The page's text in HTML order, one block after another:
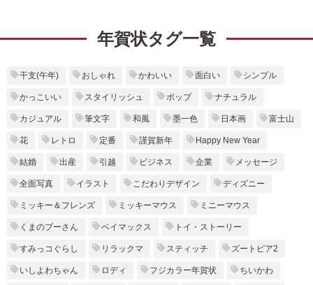
年賀状タグ一覧
干支(午年) おしゃれ かわいい 面白い シンプル
かっこいい スタイリッシュ ポップ ナチュラル
カジュアル 筆文字 和風 墨一色 日本画 富士山
花 レトロ 定番 謹賀新年 Happy New Year
結婚 出産 引越 ビジネス 企業 メッセージ
全面写真 イラスト こだわりデザイン ディズニー
ミッキー＆フレンズ ミッキーマウス ミニーマウス
くまのプーさん ベイマックス トイ・ストーリー
すみっコぐらし リラックマ スティッチ ズートピア2
いしよわちゃん ロディ フジカラー年賀状 ちいかわ